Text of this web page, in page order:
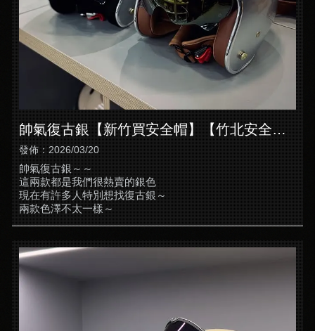
帥氣復古銀【新竹買安全帽】【竹北安全帽
店推薦】
發佈：2026/03/20
帥氣復古銀～～
這兩款都是我們很熱賣的銀色
現在有許多人特別想找復古銀～
兩款色澤不太一樣～